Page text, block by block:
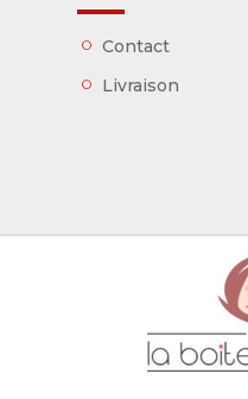
Contact
Livraison